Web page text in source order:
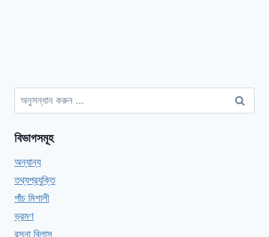
অনুসন্ধানঃ
বিভাগসমূহ
অন্যান্য
তথ্যপ্রযুক্তি
পাঁচ মিশালী
ভ্রমণ
রসনা বিলাস